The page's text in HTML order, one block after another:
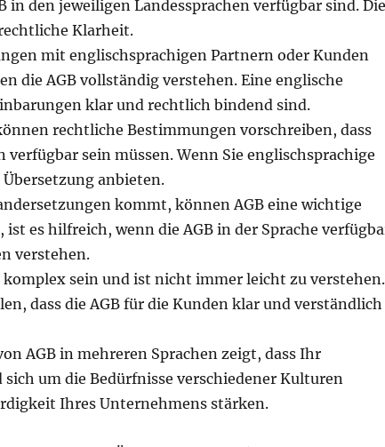
in den jeweiligen Landessprachen verfügbar sind.
Klarheit.
mit englischsprachigen Partnern oder Kunden
die AGB vollständig verstehen. Eine englische
klar und rechtlich bindend sind.
rechtliche Bestimmungen vorschreiben, dass
sein müssen. Wenn Sie englischsprachige
anbieten.
kommt, können AGB eine wichtige
es hilfreich, wenn die AGB in der Sprache
verstehen.
sein und ist nicht immer leicht zu verstehen.
dass die AGB für die Kunden klar und verständlich
AGB in mehreren Sprachen zeigt, dass Ihr
um die Bedürfnisse verschiedener Kulturen
Ihres Unternehmens stärken.